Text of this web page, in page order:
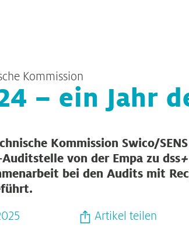
Kommission
– ein Jahr
Kommission Swico/
von der Empa zu dss+
bei den Audits mit
Artikel teilen